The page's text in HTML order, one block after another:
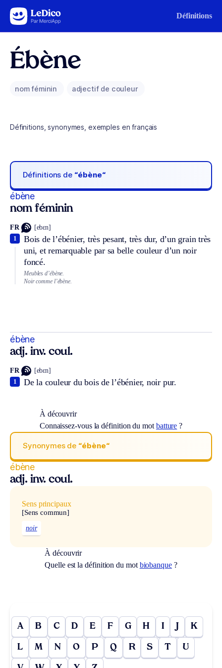
Aller au contenu Définitions
Ébène
nom féminin adjectif de couleur
Définitions, synonymes, exemples en français
Définitions de “ébène“
ébène
nom féminin
FR [ebɛn]
Bois de l’ébénier, très pesant, très dur, d’un grain très
uni, et remarquable par sa belle couleur d’un noir
foncé.
1
Meubles d’ébène.
Noir comme l’ébène.
ébène
adj. inv. coul.
FR [ebɛn]
De la couleur du bois de l’ébénier, noir pur.
1
À découvrir
Connaissez-vous la définition du mot batture ?
Synonymes de “ébène“
ébène
adj. inv. coul.
Sens principaux
[Sens commun]
noir
À découvrir
Quelle est la définition du mot biobanque?
A B C D E F G H I J K
L M N O P Q R S T U